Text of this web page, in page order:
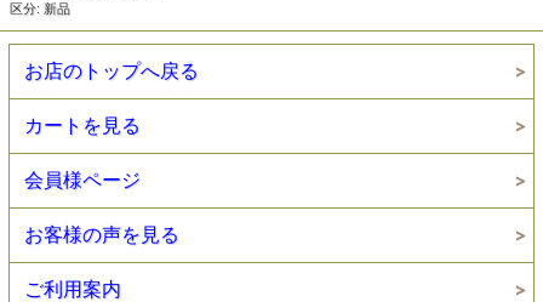
区分: 新品
お店のトップへ戻る
カートを見る
会員様ページ
お客様の声を見る
ご利用案内